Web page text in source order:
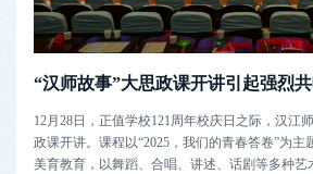
“汉师故事”大思政课开讲引起强烈
12月28日，正值学校121周年校庆日之际，汉江
政课开讲。课程以“2025，我们的青春答卷”为
美育教育，以舞蹈、合唱、讲述、话剧等多种